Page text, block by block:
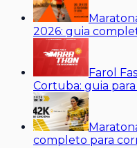
2026: guia
Farol
Cortuba: guia
completo para